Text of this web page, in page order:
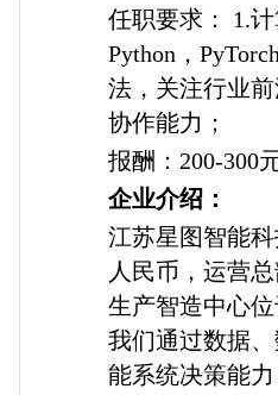
任职要求： 1.
Python，
法，关注行业
协作能力；
报酬：200-300
企业介绍：
江苏星图智能
人民币，运营
生产智造中心
我们通过数据
能系统决策能